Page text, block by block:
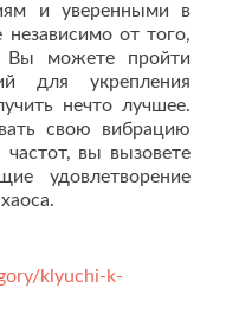
и уверенными в
от того,
Вы можете пройти
для укрепления
нечто лучшее.
свою вибрацию
вы вызовете
удовлетворение
klyuchi-k-